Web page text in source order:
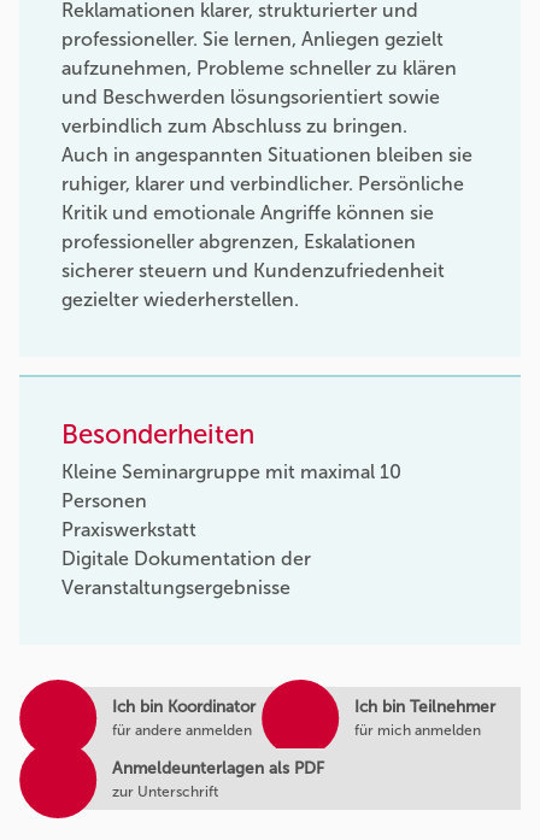
Ich bin Koordinator
für andere anmelden
Ich bin Teilnehmer
für mich anmelden
Anmeldeunterlagen als PDF
zur Unterschrift
Reklamationen klarer, strukturierter und
professioneller. Sie lernen, Anliegen gezielt
aufzunehmen, Probleme schneller zu klären
und Beschwerden lösungsorientiert sowie
verbindlich zum Abschluss zu bringen.
Auch in angespannten Situationen bleiben sie
ruhiger, klarer und verbindlicher. Persönliche
Kritik und emotionale Angriffe können sie
professioneller abgrenzen, Eskalationen
sicherer steuern und Kundenzufriedenheit
gezielter wiederherstellen.
Besonderheiten
Kleine Seminargruppe mit maximal 10
Personen
Praxiswerkstatt
Digitale Dokumentation der
Veranstaltungsergebnisse